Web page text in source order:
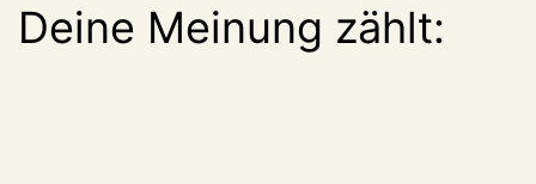
Deine Meinung zählt: